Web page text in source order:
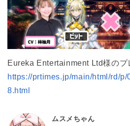
Eureka Entertainment Ltd様のプ
https://prtimes.jp/main/html/rd/
8.html
ムスメちゃん